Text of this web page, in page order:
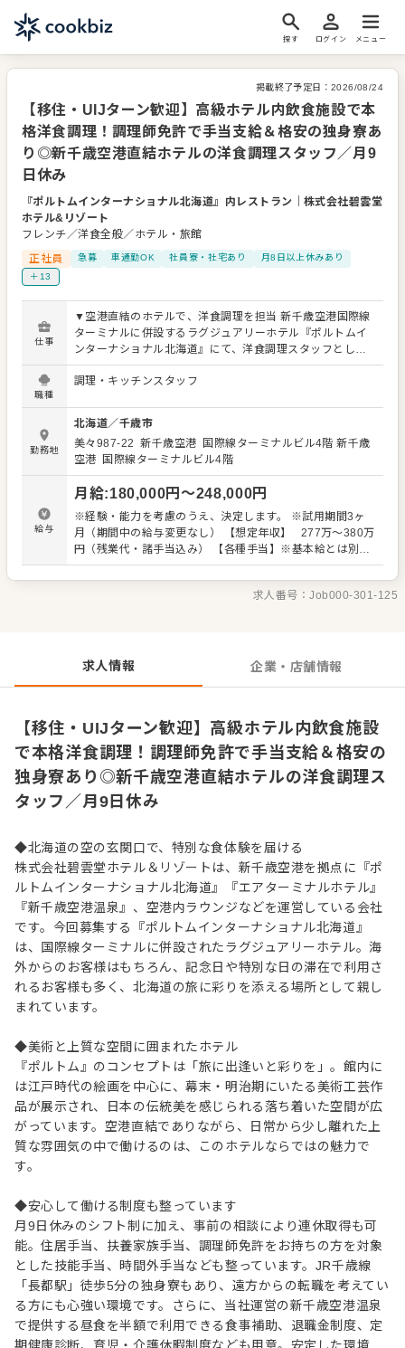
探す ログイン メニュー
掲載終了予定日： 2026/08/24
【移住・UIJターン歓迎】高級ホテル内飲食施設で本
格洋食調理！調理師免許で手当支給＆格安の独身寮あ
り◎新千歳空港直結ホテルの洋食調理スタッフ／月9
日休み
『ポルトムインターナショナル北海道』内レストラン ｜株式会社碧雲堂
ホテル&リゾート
フレンチ／洋食全般／ホテル・旅館
正社員
急募 車通勤OK 社員寮・社宅あり
月8日以上休みあり
＋13
仕事
▼空港直結のホテルで、洋食調理を担当 新千歳空港国際線
ターミナルに併設するラグジュアリーホテル『ポルトムイ
ンターナショナル北海道』にて、洋食調理スタッフとして
ご活躍いただきます。お任せするのは、館内レストラン・
カフェ・バーなどで提供する料理の調理業務全般です。 ▼
材の仕込み、調理、盛り付け、後片付け、食材管理、厨房
内の清掃、衛生管理などを担当していただきます。これま
での調理経験を活かしながら、ホテルならではの丁寧な仕
事に取り組める環境です。洋食調理の経験をお持ちの方は
もちろん、ホテル・旅館内レストラン、カフェ、バーなど
での調理経験がある方は、よりスムーズに経験を活かせま
す。 ▼経験を活かし、ホテル調理の幅を広げる 館内には、
吉野建シェフ監修のグランメゾン『タテルヨシノ』をはじ
め、季節のサンドウィッチなどを提供するカフェ、厳選し
は、これまでの経験やスキルを考慮しながらお任せしてい
きます。一皿ごとの仕上がりや提供スピード、衛生面まで
ます。
職種
調理・キッチンスタッフ
勤務地
北海道／千歳市
美々987-22 新千歳空港 国際線ターミナルビル4階 新千歳
空港 国際線ターミナルビル4階
給与
月給:180,000円〜248,000円
※経験・能力を考慮のうえ、決定します。 ※試用期間3ヶ
月（期間中の給与変更なし） 【想定年収】 277万～380万
円（残業代・諸手当込み） 【各種手当】※基本給とは別に
支給されます。 ■通勤手当 1ヶ月ごとの公共交通機関定期
分を原則とし実費支給 （月額上限50,000円まで） ■住居手
当 月額5,000～15,000円 ■扶養家族手当 月額10,000～
与（1.5ヶ月分・業績により変動）
求人番号：Job000-301-125
求人情報 企業・店舗情報
【移住・UIJターン歓迎】高級ホテル内飲食施設
で本格洋食調理！調理師免許で手当支給＆格安の
独身寮あり◎新千歳空港直結ホテルの洋食調理ス
タッフ／月9日休み
◆北海道の空の玄関口で、特別な食体験を届ける
株式会社碧雲堂ホテル＆リゾートは、新千歳空港を拠点に『ポ
ルトムインターナショナル北海道』『エアターミナルホテル』
『新千歳空港温泉』、空港内ラウンジなどを運営している会社
です。今回募集する『ポルトムインターナショナル北海道』
は、国際線ターミナルに併設されたラグジュアリーホテル。海
外からのお客様はもちろん、記念日や特別な日の滞在で利用さ
れるお客様も多く、北海道の旅に彩りを添える場所として親し
まれています。
◆美術と上質な空間に囲まれたホテル
『ポルトム』のコンセプトは「旅に出逢いと彩りを」。館内に
は江戸時代の絵画を中心に、幕末・明治期にいたる美術工芸作
品が展示され、日本の伝統美を感じられる落ち着いた空間が広
がっています。空港直結でありながら、日常から少し離れた上
質な雰囲気の中で働けるのは、このホテルならではの魅力で
す。
◆安心して働ける制度も整っています
月9日休みのシフト制に加え、事前の相談により連休取得も可
能。住居手当、扶養家族手当、調理師免許をお持ちの方を対象
とした技能手当、時間外手当なども整っています。JR千歳線
「長都駅」徒歩5分の独身寮もあり、遠方からの転職を考えてい
る方にも心強い環境です。さらに、当社運営の新千歳空港温泉
で提供する昼食を半額で利用できる食事補助、退職金制度、定